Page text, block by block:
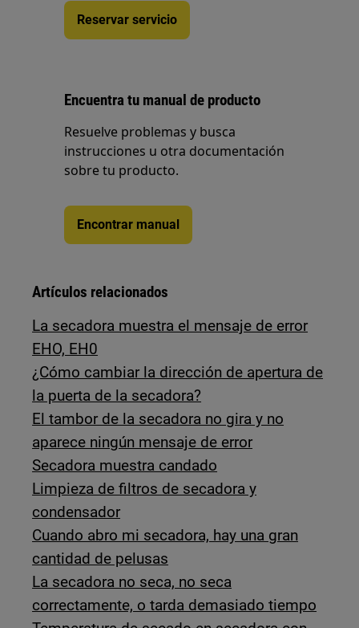
Reservar servicio
Encuentra tu manual de producto
Resuelve problemas y busca
instrucciones u otra documentación
sobre tu producto.
Encontrar manual
Artículos relacionados
La secadora muestra el mensaje de error
EHO, EH0
¿Cómo cambiar la dirección de apertura de
la puerta de la secadora?
El tambor de la secadora no gira y no
aparece ningún mensaje de error
Secadora muestra candado
Limpieza de filtros de secadora y
condensador
Cuando abro mi secadora, hay una gran
cantidad de pelusas
La secadora no seca, no seca
correctamente, o tarda demasiado tiempo